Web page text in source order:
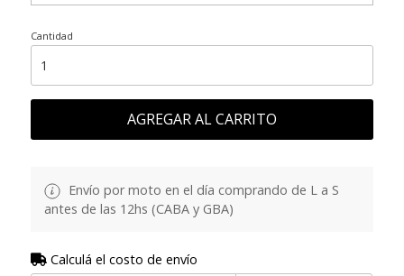
Cantidad
AGREGAR AL CARRITO
Envío por moto en el día comprando de L a S
antes de las 12hs (CABA y GBA)
Calculá el costo de envío